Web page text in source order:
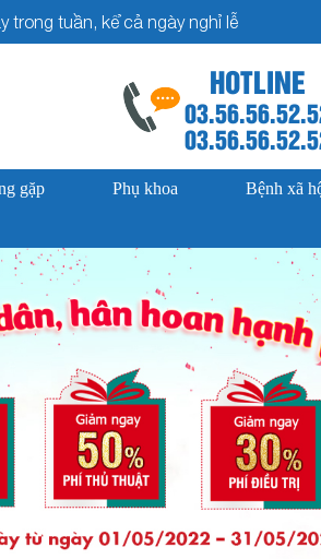
trong tuần, kể cả ngày nghỉ lễ
HOTLINE
gặp Phụ khoa Bệnh xã